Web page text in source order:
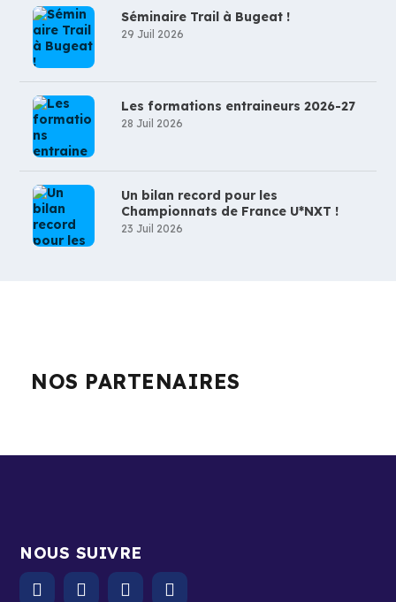
Séminaire Trail à Bugeat !
29 Juil 2026
Les formations entraineurs 2026-27
28 Juil 2026
Un bilan record pour les
Championnats de France U*NXT !
23 Juil 2026
NOS PARTENAIRES
NOUS SUIVRE